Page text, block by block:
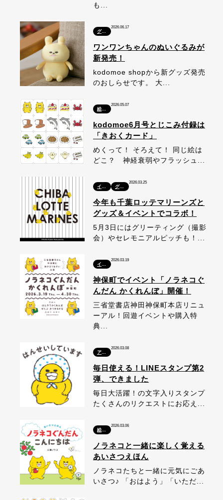
も...
グッズ
2026.06.17
ワンワンちゃんのぬいぐるみが
新発売！
kodomoe shopから新グッズ発売
のおしらせです。 大...
絵本・本
2026.05.07
kodomoe6月号とじこみ付録は
「きおくカード」
めくって！ そろえて！ 同じ絵は
どこ？ 神経衰弱やフラッシュ...
イベント グッズ
2026.03.25
今年も千葉ロッテマリーンズと
グッズ＆イベントでコラボ！
5月3日にはグリーティング（撮影
会）やセレモニアルピッチも！...
イベント
2026.03.19
神保町でイベント「ノラネコぐ
んだん かくれんぼ」開催！
三省堂書店神田神保町本店リニュ
ーアル！回遊イベントや購入特
典...
アプリ
2026.03.08
毎日使える！LINEスタンプ第2
弾、できました
毎日大活躍！の文字入りスタンプ
たくさんのリクエストにお応え...
絵本・本
2026.03.06
ノラネコと一緒に楽しく覚える
あいさつえほん
ノラネコたちと一緒に元気にごあ
いさつ♪ 「おはよう」「いただ...